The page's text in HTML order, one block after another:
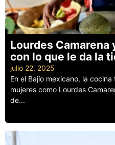
Lourdes
con lo que le da la
julio 22, 2025
En el Bajío mexicano, la
mujeres como Lourdes
de...